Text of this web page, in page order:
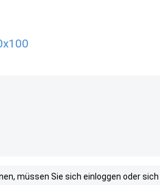
müssen Sie sich einloggen oder sich